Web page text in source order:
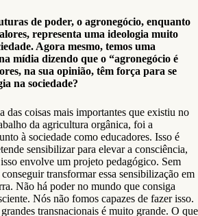
de poder, o agronegócio, enquanto
representa uma ideologia muito
Agora mesmo, temos uma
mídia dizendo que o “agronegócio é
na sua opinião, têm força para se
na sociedade?
das coisas mais importantes que existiu no
da agricultura orgânica, foi a
à sociedade como educadores. Isso é
sensibilizar para elevar a consciência,
envolve um projeto pedagógico. Sem
transformar essa sensibilização em
Não há poder no mundo que consiga
Nós não fomos capazes de fazer isso.
transnacionais é muito grande. O que